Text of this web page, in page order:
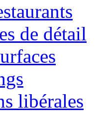
de détail
libérales